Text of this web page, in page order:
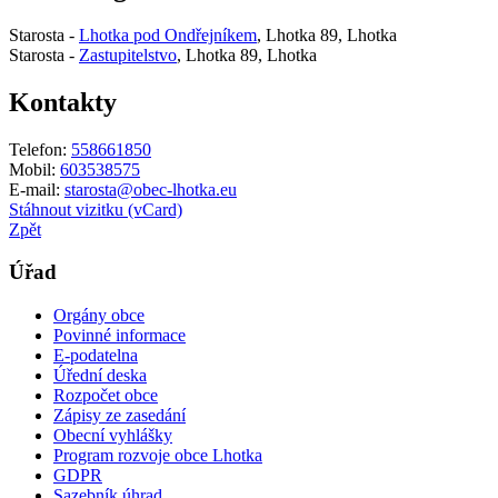
Starosta - Lhotka pod Ondřejníkem, Lhotka 89, Lhotka
Starosta - Zastupitelstvo, Lhotka 89, Lhotka
Kontakty
Telefon: 558661850
Mobil: 603538575
E-mail: starosta@obec-lhotka.eu
Stáhnout vizitku (vCard)
Zpět
Úřad
Orgány obce
Povinné informace
E-podatelna
Úřední deska
Rozpočet obce
Zápisy ze zasedání
Obecní vyhlášky
Program rozvoje obce Lhotka
GDPR